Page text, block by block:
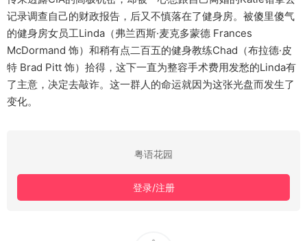
记录调查自己的财政报告，后又不慎落在了健身房。被傻里傻气
的健身房女员工Linda（弗兰西斯·麦克多蒙德 Frances
McDormand 饰）和稍有点二百五的健身教练Chad（布拉德·皮
特 Brad Pitt 饰）拾得，这下一直为整容手术费用发愁的Linda有
了主意，决定去敲诈。这一群人的命运就因为这张光盘而发生了
变化。
粤语花园
登录/注册